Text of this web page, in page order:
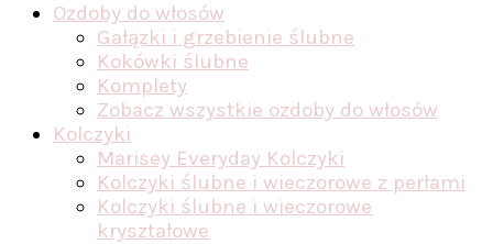
Ozdoby do włosów
Gałązki i grzebienie ślubne
Kokówki ślubne
Komplety
Zobacz wszystkie ozdoby do włosów
Kolczyki
Marisey Everyday Kolczyki
Kolczyki ślubne i wieczorowe z perłami
Kolczyki ślubne i wieczorowe
kryształowe